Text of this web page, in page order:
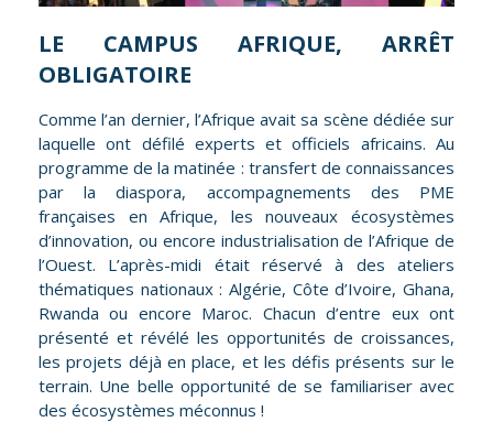
LE CAMPUS AFRIQUE, ARRÊT
OBLIGATOIRE
Comme l’an dernier, l’Afrique avait sa scène dédiée sur
laquelle ont défilé experts et officiels africains. Au
programme de la matinée : transfert de connaissances
par la diaspora, accompagnements des PME
françaises en Afrique, les nouveaux écosystèmes
d’innovation, ou encore industrialisation de l’Afrique de
l’Ouest. L’après-midi était réservé à des ateliers
thématiques nationaux : Algérie, Côte d’Ivoire, Ghana,
Rwanda ou encore Maroc. Chacun d’entre eux ont
présenté et révélé les opportunités de croissances,
les projets déjà en place, et les défis présents sur le
terrain. Une belle opportunité de se familiariser avec
des écosystèmes méconnus !